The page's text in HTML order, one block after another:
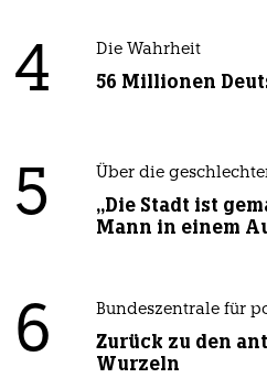
4 Die Wahrheit
56 Millionen
5 Über die
„Die Stadt ist
Mann in einem
6 Bundeszentrale für
Zurück zu den
Wurzeln